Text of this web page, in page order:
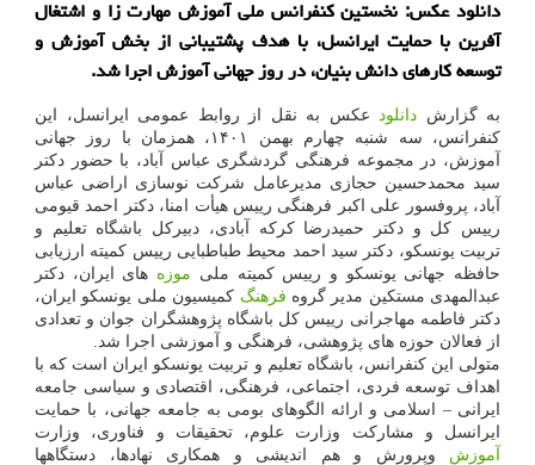
دانلود عکس: نخستین کنفرانس ملی آموزش مهارت زا و اشتغال
آفرین با حمایت ایرانسل، با هدف پشتیبانی از بخش آموزش و
توسعه کارهای دانش بنیان، در روز جهانی آموزش اجرا شد.
به گزارش دانلود عکس به نقل از روابط عمومی ایرانسل، این
کنفرانس، سه شنبه چهارم بهمن ۱۴۰۱، همزمان با روز جهانی
آموزش، در مجموعه فرهنگی گردشگری عباس آباد، با حضور دکتر
سید محمدحسین حجازی مدیرعامل شرکت نوسازی اراضی عباس
آباد، پروفسور علی اکبر فرهنگی رییس هیأت امنا، دکتر احمد قیومی
رییس کل و دکتر حمیدرضا کرکه آبادی، دبیرکل باشگاه تعلیم و
تربیت یونسکو، دکتر سید احمد محیط طباطبایی رییس کمیته ارزیابی
حافظه جهانی یونسکو و رییس کمیته ملی موزه های ایران، دکتر
عبدالمهدی مستکین مدیر گروه فرهنگ کمیسیون ملی یونسکو ایران،
دکتر فاطمه مهاجرانی رییس کل باشگاه پژوهشگران جوان و تعدادی
از فعالان حوزه های پژوهشی، فرهنگی و آموزشی اجرا شد.
متولی این کنفرانس، باشگاه تعلیم و تربیت یونسکو ایران است که با
اهداف توسعه فردی، اجتماعی، فرهنگی، اقتصادی و سیاسی جامعه
ایرانی – اسلامی و ارائه الگوهای بومی به جامعه جهانی، با حمایت
ایرانسل و مشارکت وزارت علوم، تحقیقات و فناوری، وزارت
آموزش وپرورش و هم اندیشی و همکاری نهادها، دستگاهها